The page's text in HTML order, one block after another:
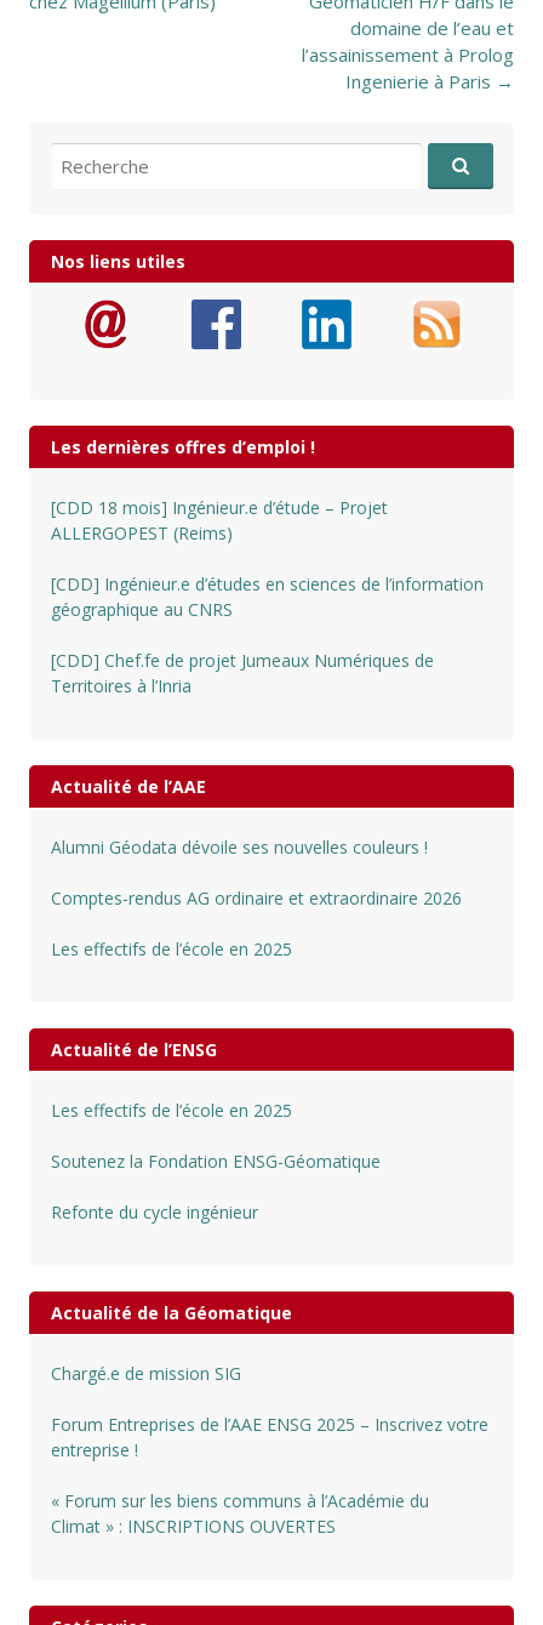
domaine de l’eau et
l’assainissement à Prolog
Ingenierie à Paris →
Recherche pour:
Nos liens utiles
Les dernières offres d’emploi !
[CDD 18 mois] Ingénieur.e d’étude – Projet
ALLERGOPEST (Reims)
[CDD] Ingénieur.e d’études en sciences de l’information
géographique au CNRS
[CDD] Chef.fe de projet Jumeaux Numériques de
Territoires à l’Inria
Actualité de l’AAE
Alumni Géodata dévoile ses nouvelles couleurs !
Comptes-rendus AG ordinaire et extraordinaire 2026
Les effectifs de l’école en 2025
Actualité de l’ENSG
Les effectifs de l’école en 2025
Soutenez la Fondation ENSG-Géomatique
Refonte du cycle ingénieur
Actualité de la Géomatique
Chargé.e de mission SIG
Forum Entreprises de l’AAE ENSG 2025 – Inscrivez votre
entreprise !
« Forum sur les biens communs à l’Académie du
Climat » : INSCRIPTIONS OUVERTES